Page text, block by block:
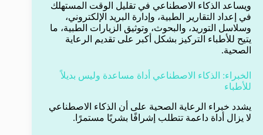
ويساعد الذكاء الاصطناعي في تقليل الوقت المستهلك
في إعداد التقارير الطبية، وإدارة البريد الإلكتروني،
وسلاسل التوريد، والبحوث، وتوثيق الزيارات الطبية، ما
يتيح للأطباء التركيز بشكل أكبر على تقديم الرعاية
الصحية.
الخبراء: الذكاء الاصطناعي أداة مساعدة وليس بديلاً
للأطباء
يشدد خبراء الرعاية الصحية على أن الذكاء الاصطناعي
لا يزال أداة داعمة تتطلب إشرافًا بشريًا مستمرًا.